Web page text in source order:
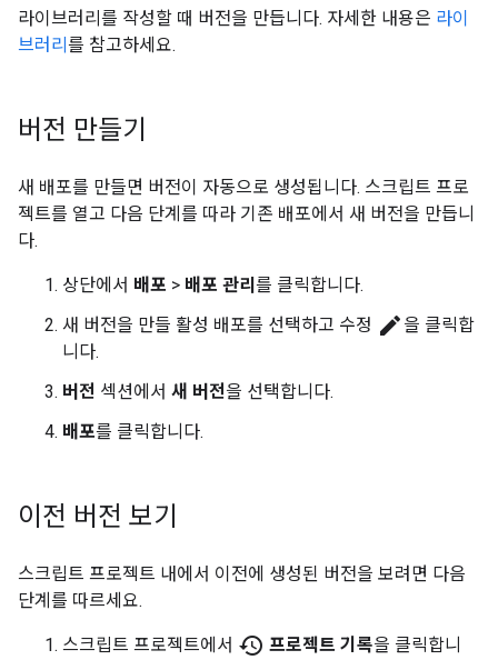
라이브러리를 작성할 때 버전을 만듭니다. 자세한 내용은 라이
브러리 를 참고하세요.
버전 만들기
새 배포를 만들면 버전이 자동으로 생성됩니다. 스크립트 프로
젝트를 열고 다음 단계를 따라 기존 배포에서 새 버전을 만듭니
다.
상단에서 배포 > 배포 관리 를 클릭합니다.
새 버전을 만들 활성 배포를 선택하고 수정 edit 을 클릭합
니다.
버전 섹션에서 새 버전을 선택합니다.
배포를 클릭합니다.
이전 버전 보기
스크립트 프로젝트 내에서 이전에 생성된 버전을 보려면 다음
단계를 따르세요.
스크립트 프로젝트에서 history 프로젝트 기록을 클릭합니